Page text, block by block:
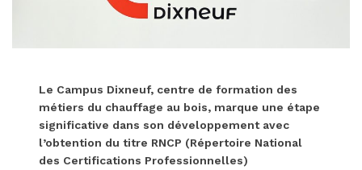
Le Campus Dixneuf, centre de formation des
métiers du chauffage au bois, marque une étape
significative dans son développement avec
l’obtention du titre RNCP (Répertoire National
des Certifications Professionnelles)